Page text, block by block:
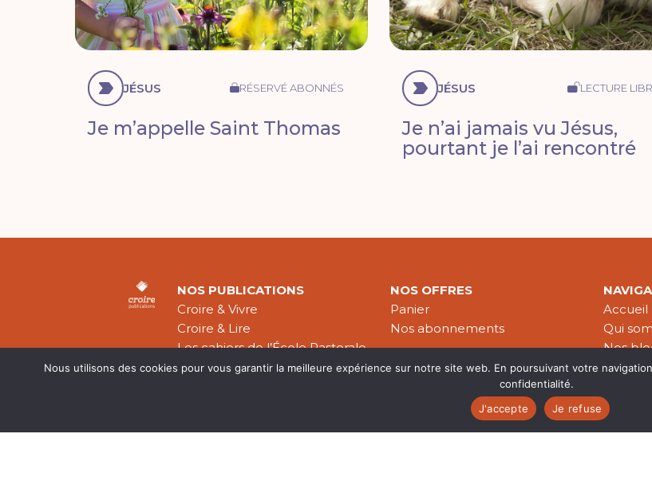
JÉSUS RÉSERVÉ ABONNÉS
Je m’appelle Saint Thomas
JÉSUS LECTURE
Je n’ai jamais vu Jésus,
pourtant je l’ai rencontré
NOS PUBLICATIONS
Croire & Vivre
Croire & Lire
Les cahiers de l’École Pastorale
Théologie Évangélique
NOS OFFRES
Panier
Nos abonnements
Accueil
Qui
Nos
Nos
Nous utilisons des cookies pour vous garantir la meilleure expérience sur notre site web. En poursuivant votre
confidentialité.
J'accepte
Je refuse